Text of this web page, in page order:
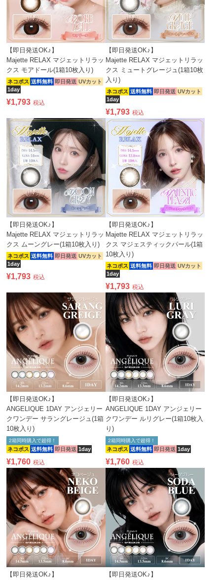
【即日発送OK♪】
Majette RELAX マジェットリラッ
クス モアドール(1箱10枚入り)
ネコポス 送料無料 即日発送 UVカット
1day
¥1,793 税込
【即日発送OK♪】
Majette RELAX マジェットリラッ
クス ミュートグレージュ(1箱10枚
入り)
ネコポス 送料無料 即日発送 UVカット
1day
¥1,793 税込
【即日発送OK♪】
Majette RELAX マジェットリラッ
クス ムーングレー(1箱10枚入り)
ネコポス 送料無料 即日発送 UVカット
1day
¥1,793 税込
【即日発送OK♪】
Majette RELAX マジェットリラッ
クス マジェスティックパール(1箱
10枚入り)
ネコポス 送料無料 即日発送 UVカット
1day
¥1,793 税込
【即日発送OK♪】
ANGELIQUE 1DAY アンジェリー
クワンデー サラングレージュ(1箱
10枚入り)
ネコポス 送料無料 即日発送 1day
2箱同時購入で超得！
¥1,760 税込
【即日発送OK♪】
ANGELIQUE 1DAY アンジェリー
クワンデー ルリグレー(1箱10枚入
り)
ネコポス 送料無料 即日発送 1day
2箱同時購入で超得！
¥1,760 税込
【即日発送OK♪】
【即日発送OK♪】